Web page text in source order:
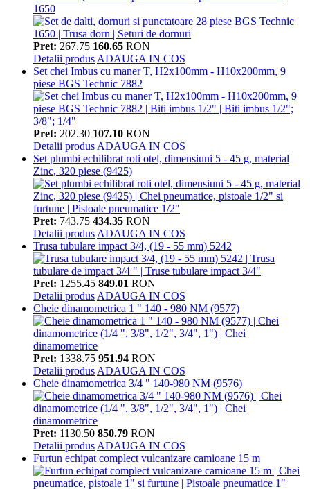
1650
Pret: 267.75 160.65 RON
Detalii produs ADAUGA IN COS
Set chei Imbus cu maner T, H2x100mm - H10x200mm, 9
piese BGS Technic 7882
Pret: 202.30 107.10 RON
Detalii produs ADAUGA IN COS
Set plumbi echilibrat roti otel, dimensiuni 5 - 45 g, material
Zinc, 320 piese (9425)
Pret: 743.75 434.35 RON
Detalii produs ADAUGA IN COS
Trusa tubulare impact 3/4, (19 - 55 mm) 5242
Pret: 1255.45 849.01 RON
Detalii produs ADAUGA IN COS
Cheie dinamometrica 1 " 140 - 980 NM (9577)
Pret: 1338.75 951.94 RON
Detalii produs ADAUGA IN COS
Cheie dinamometrica 3/4 " 140-980 NM (9576)
Pret: 1130.50 850.79 RON
Detalii produs ADAUGA IN COS
Furtun echipat complect vulcanizare camioane 15 m